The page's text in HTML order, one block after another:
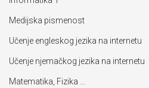
Medijska pismenost
Učenje engleskog jezika na internetu
Učenje njemačkog jezika na internetu
Matematika, Fizika …